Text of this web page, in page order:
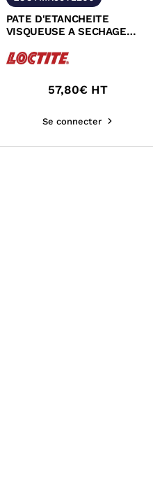
PATE D'ETANCHEITE
VISQUEUSE A SECHAGE
57,80€ HT
Se connecter